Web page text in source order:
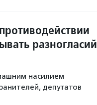
разногласий
насилием
депутатов